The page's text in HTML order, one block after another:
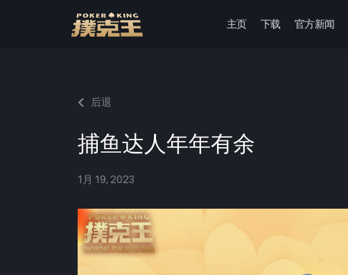
主页 下载 官方新闻
后退
捕鱼达人年年有余
1月 19, 2023